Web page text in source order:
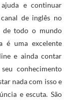
e continuar
de inglês no
de todo o mundo
é uma excelente
e ainda contar
conhecimento
nada com isso e
e escuta. São